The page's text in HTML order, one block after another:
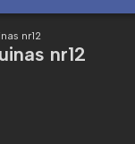
nr12
nr12